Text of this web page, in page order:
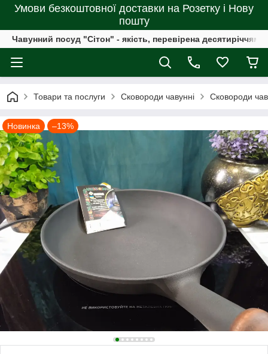
Умови безкоштовної доставки на Розетку і Нову
пошту
Чавунний посуд "Сітон" - якість, перевірена десятиріччями
Товари та послуги Сковороди чавунні Сковороди
Новинка –13%